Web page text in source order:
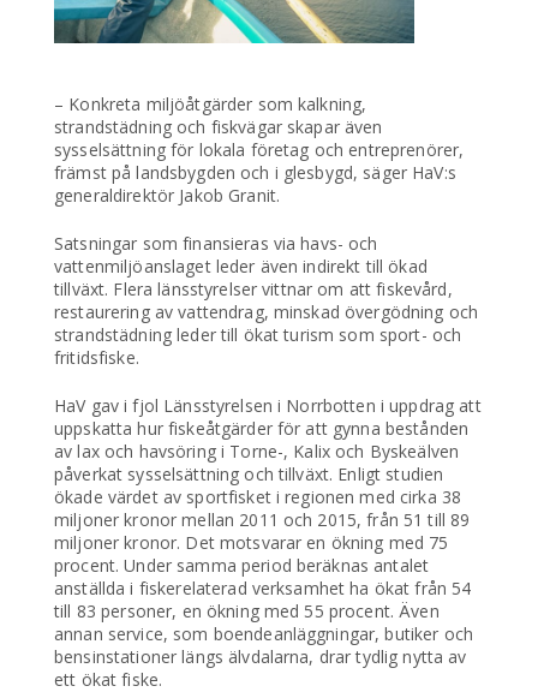
– Konkreta miljöåtgärder som kalkning,
strandstädning och fiskvägar skapar även
sysselsättning för lokala företag och entreprenörer,
främst på landsbygden och i glesbygd, säger HaV:s
generaldirektör Jakob Granit.
Satsningar som finansieras via havs- och
vattenmiljöanslaget leder även indirekt till ökad
tillväxt. Flera länsstyrelser vittnar om att fiskevård,
restaurering av vattendrag, minskad övergödning och
strandstädning leder till ökat turism som sport- och
fritidsfiske.
HaV gav i fjol Länsstyrelsen i Norrbotten i uppdrag att
uppskatta hur fiskeåtgärder för att gynna bestånden
av lax och havsöring i Torne-, Kalix och Byskeälven
påverkat sysselsättning och tillväxt. Enligt studien
ökade värdet av sportfisket i regionen med cirka 38
miljoner kronor mellan 2011 och 2015, från 51 till 89
miljoner kronor. Det motsvarar en ökning med 75
procent. Under samma period beräknas antalet
anställda i fiskerelaterad verksamhet ha ökat från 54
till 83 personer, en ökning med 55 procent. Även
annan service, som boendeanläggningar, butiker och
bensinstationer längs älvdalarna, drar tydlig nytta av
ett ökat fiske.